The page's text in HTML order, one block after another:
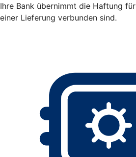
Ihre Bank übernimmt die Haftung
einer Lieferung verbunden sind.